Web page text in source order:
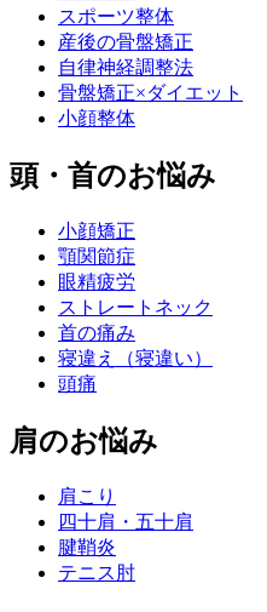
スポーツ整体
産後の骨盤矯正
自律神経調整法
骨盤矯正×ダイエット
小顔整体
頭・首のお悩み
小顔矯正
顎関節症
眼精疲労
ストレートネック
首の痛み
寝違え（寝違い）
頭痛
肩のお悩み
肩こり
四十肩・五十肩
腱鞘炎
テニス肘